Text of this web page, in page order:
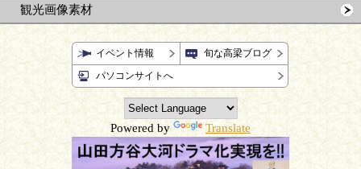
観光画像素材
イベント情報
旬な高梁ブログ
パソコンサイトへ
Powered by Translate